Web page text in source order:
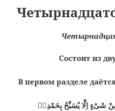
Состоит из
В первом разделе
شَىْءٍ اِلَّا يُسَبِّحُ بِحَمْدِهٖ